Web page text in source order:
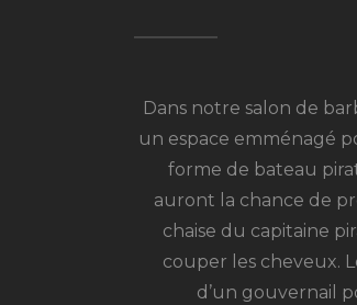
Dans notre salon de
un espace emménagé
forme de bateau
auront la chance de
chaise du capitaine
couper les cheveux.
d’un gouvernail